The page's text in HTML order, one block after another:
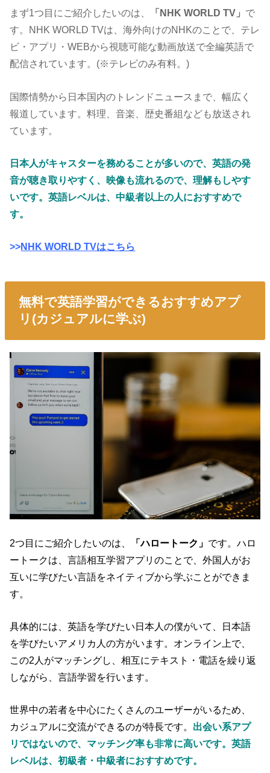
まず1つ目にご紹介したいのは、 「NHK WORLD TV」 で
す。NHK WORLD TVは、海外向けのNHKのことで、テレ
ビ・アプリ・WEBから視聴可能な動画放送で全編英語で
配信されています。(※テレビのみ有料。)
国際情勢から日本国内のトレンドニュースまで、幅広く
報道しています。料理、音楽、歴史番組なども放送され
ています。
日本人がキャスターを務めることが多いので、英語の発
音が聴き取りやすく、映像も流れるので、理解もしやす
いです。英語レベルは、中級者以上の人におすすめで
す。
>>NHK WORLD TVはこちら
無料で英語学習ができるおすすめアプ
リ(カジュアルに学ぶ)
2つ目にご紹介したいのは、 「ハロートーク」 です。ハロ
ートークは、言語相互学習アプリのことで、外国人がお
互いに学びたい言語をネイティブから学ぶことができま
す。
具体的には、英語を学びたい日本人の僕がいて、日本語
を学びたいアメリカ人の方がいます。オンライン上で、
この2人がマッチングし、相互にテキスト・電話を繰り返
しながら、言語学習を行います。
世界中の若者を中心にたくさんのユーザーがいるため、
カジュアルに交流ができるのが特長です。 出会い系アプ
リではないので、マッチング率も非常に高いです。英語
レベルは、初級者・中級者におすすめです。